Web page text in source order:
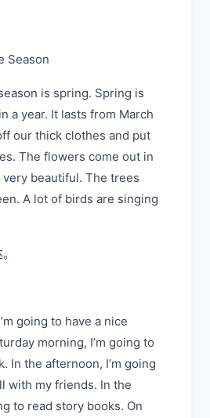
Season
is spring. Spring is
a year. It lasts from March
our thick clothes and put
The flowers come out in
beautiful. The trees
A lot of birds are singing
going to have a nice
morning, I’m going to
In the afternoon, I’m going
with my friends. In the
to read story books. On